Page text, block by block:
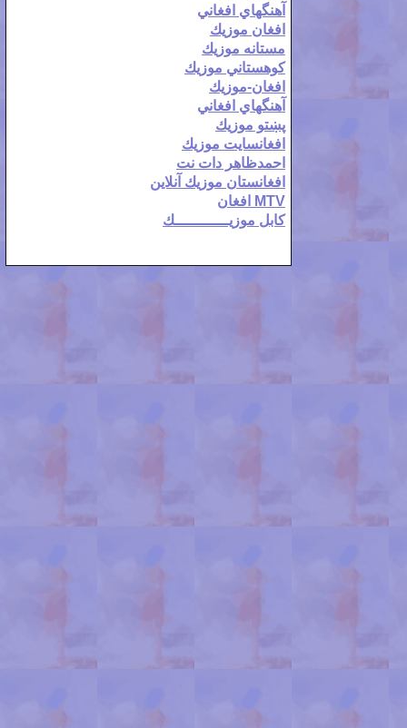
آهنگهاي افغاني
افغان موزيك
مستانه موزيك
كوهستاني موزيك
افغان-موزيك
آهنگهاي افغاني
پښتو موزيك
افغانسايت موزيك
احمدظاهر دات نت
افغانستان موزيك آنلاين
MTV
افغان
كابل موزيــــــــــــك